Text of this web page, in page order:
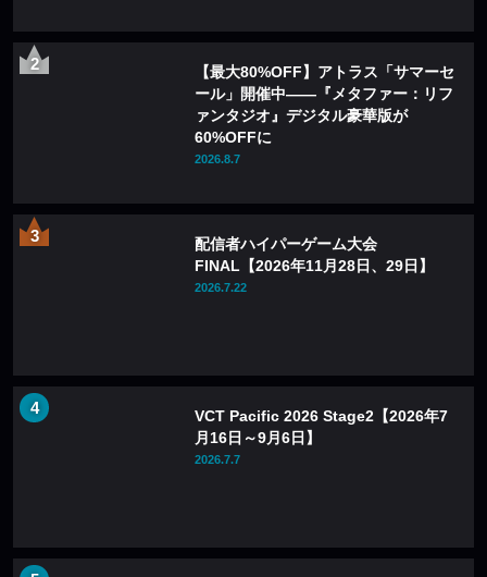
【最大80%OFF】アトラス「サマーセ
ール」開催中——『メタファー：リフ
ァンタジオ』デジタル豪華版が
60%OFFに
2026.8.7
配信者ハイパーゲーム大会
FINAL【2026年11月28日、29日】
2026.7.22
VCT Pacific 2026 Stage2【2026年7
月16日～9月6日】
2026.7.7